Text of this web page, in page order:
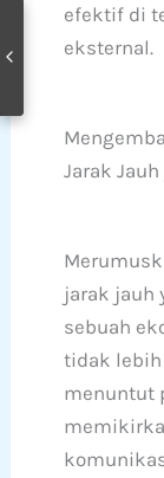
efektif di
eksternal.
Jarak
jarak jauh
sebuah
tidak
menuntut